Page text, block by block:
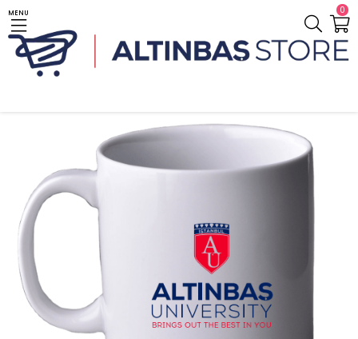
0
MENU
Anasayfa Ev Yaşam / Home Living Kupa Beyza Kupa / White Cup